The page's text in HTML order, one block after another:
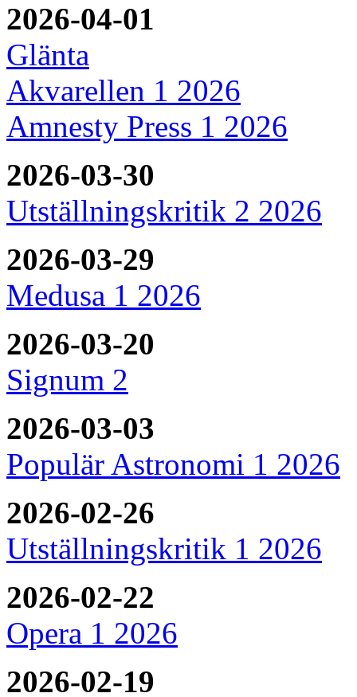
2026-04-01
Glänta
Akvarellen 1 2026
Amnesty Press 1 2026
2026-03-30
Utställningskritik 2 2026
2026-03-29
Medusa 1 2026
2026-03-20
Signum 2
2026-03-03
Populär Astronomi 1 2026
2026-02-26
Utställningskritik 1 2026
2026-02-22
Opera 1 2026
2026-02-19